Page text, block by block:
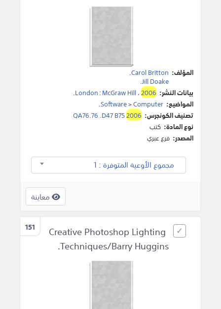
المؤلف: Carol Britton
.
Jill Doake
.
بيانات النشر:
London:McGraw Hill،2006
.
المواضيع:
Software>Computer
.
تصنيف الكونجرس:
QA76.76 .D47 B752006
نوع المادة: كتب
المصدر: فرع عبري
مجموع الأوعية المتوفرة : 1
معاينة
151
Creative Photoshop Lighting
Techniques/Barry Huggins.